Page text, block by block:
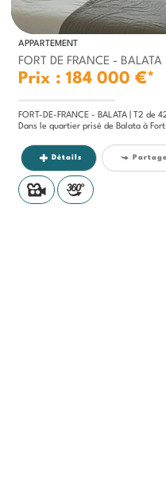
APPARTEMENT
FORT DE FRANCE - BALATA
Prix : 184 000 €*
FORT-DE-FRANCE - BALATA | T2 de
Dans le quartier prisé de Balata à Fort-de-France au
Détails